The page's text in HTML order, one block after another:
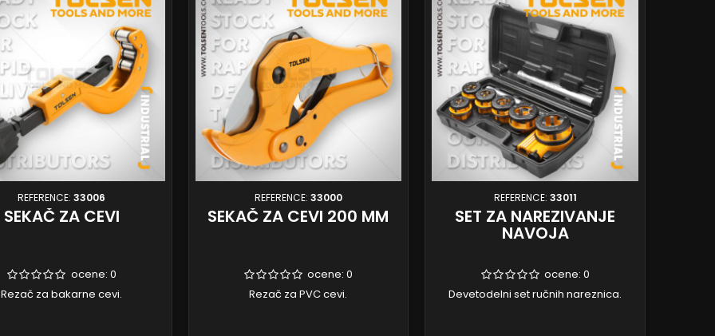
REFERENCE:33006
SEKAČ ZA CEVI
ocene: 0
Rezač za bakarne cevi.
REFERENCE: 33000
SEKAČ ZA CEVI 200 MM
ocene:0
Rezač za PVC cevi.
REFERENCE: 33011
SET ZA NAREZIVANJE
NAVOJA
ocene:0
Devetodelni set ručnih nareznica.